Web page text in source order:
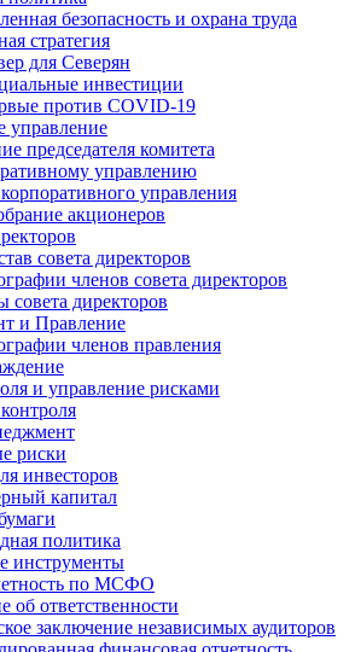
безопасность и охрана труда
стратегия
для Северян
инвестиции
против COVID‑19
управление
председателя комитета
управлению
управления
акционеров
совета директоров
членов совета директоров
совета директоров
и Правление
членов правления
и управление рисками
риски
инвесторов
капитал
политика
инструменты
по МСФО
об ответственности
заключение независимых аудиторов